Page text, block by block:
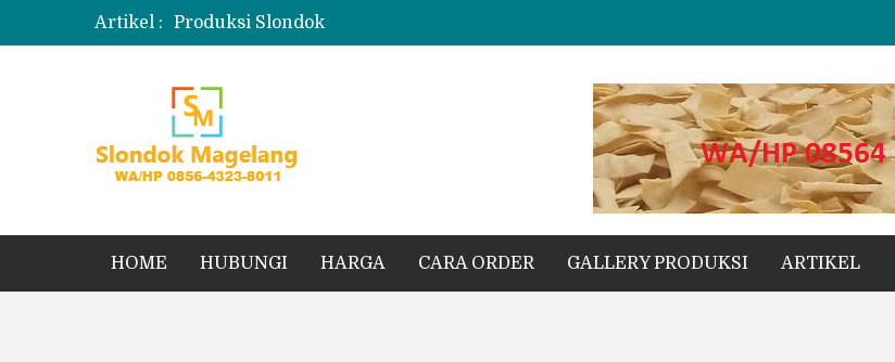
Artikel :
Produksi Slondok
Produsen Kerupuk Slondok Magelang
Jual Pasir Merapi Terdekat Kualitas Unggul untuk Proyek Kecil hingga Besar
HOME HUBUNGI HARGA CARA ORDER GALLERY PRODUKSI ARTIKEL